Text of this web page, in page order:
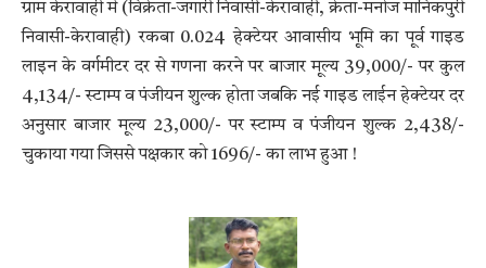
ग्राम केरावाही में (विक्रेता-जगारी निवासी-केरावाही, क्रेता-मनोज मानिकपुरी
निवासी-केरावाही) रकबा 0.024 हेक्टेयर आवासीय भूमि का पूर्व गाइड
लाइन के वर्गमीटर दर से गणना करने पर बाजार मूल्य 39,000/- पर कुल
4,134/- स्टाम्प व पंजीयन शुल्क होता जबकि नई गाइड लाईन हेक्टेयर दर
अनुसार बाजार मूल्य 23,000/- पर स्टाम्प व पंजीयन शुल्क 2,438/-
चुकाया गया जिससे पक्षकार को 1696/- का लाभ हुआ !